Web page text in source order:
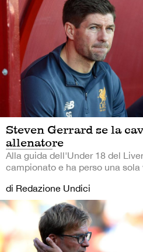
Steven Gerrard se la
allenatore
Alla guida dell'Under 18 del
campionato e ha perso una
di Redazione Undici